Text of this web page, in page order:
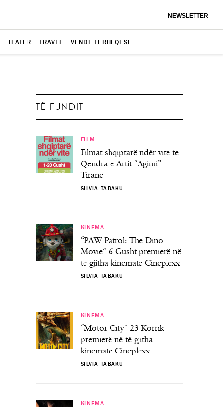
NEWSLETTER
TEATËR TRAVEL VENDE TËRHEQËSE
TË FUNDIT
FILM
Filmat shqiptarë ndër vite te
Qendra e Artit “Agimi”
Tiranë
SILVIA TABAKU
KINEMA
“PAW Patrol: The Dino
Movie” 6 Gusht premierë në
të gjitha kinematë Cineplexx
SILVIA TABAKU
KINEMA
“Motor City” 23 Korrik
premierë në të gjitha
kinematë Cineplexx
SILVIA TABAKU
KINEMA